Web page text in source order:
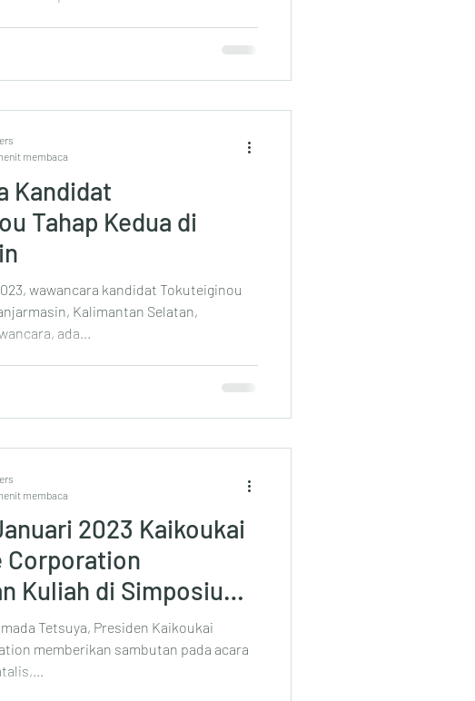
Kandidat
Tahap Kedua di
wawancara kandidat Tokuteiginou
Kalimantan Selatan,
ada...
membaca
2023 Kaikoukai
Corporation
Kuliah di Simposium
Tetsuya, Presiden Kaikoukai
memberikan sambutan pada acara
membaca